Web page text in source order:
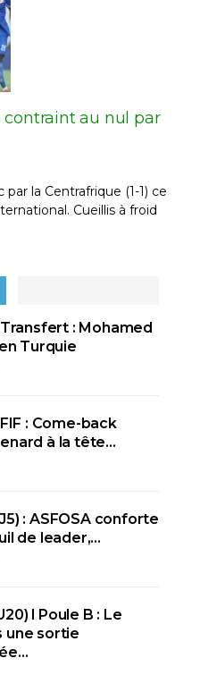
contraint au nul par
la Centrafrique (1-1) ce
Cueillis à froid
: Mohamed
Turquie
: Come-back
à la tête…
: ASFOSA conforte
de leader,…
l Poule B : Le
une sortie